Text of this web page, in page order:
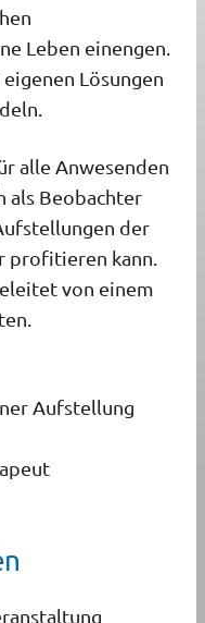
Leben einengen.
Lösungen
alle Anwesenden
als Beobachter
der
profitieren kann.
von einem
Aufstellung